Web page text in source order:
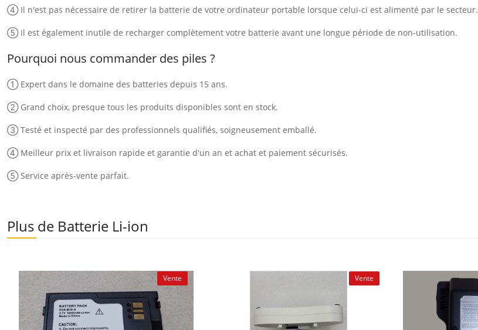
④ Il n'est pas nécessaire de retirer la batterie de votre ordinateur portable lorsque celui-ci est alimenté par le secteur.
⑤ Il est également inutile de recharger complètement votre batterie avant une longue période de non-utilisation.
Pourquoi nous commander des piles ?
① Expert dans le domaine des batteries depuis 15 ans.
② Grand choix, presque tous les produits disponibles sont en stock.
③ Testé et inspecté par des professionnels qualifiés, soigneusement emballé.
④ Meilleur prix et livraison rapide et garantie d'un an et achat et paiement sécurisés.
⑤ Service après-vente parfait.
Plus de Batterie Li-ion
Vente Vente